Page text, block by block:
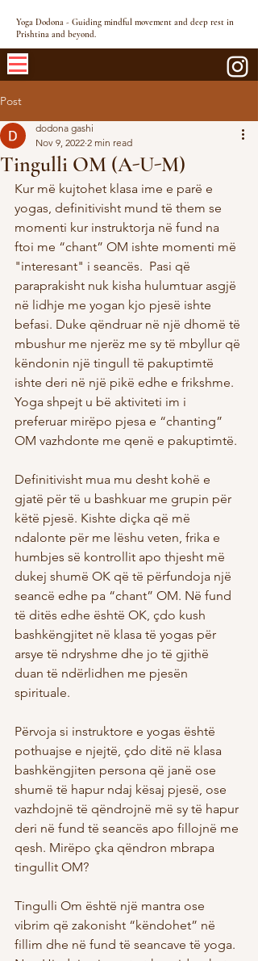
Yoga Dodona - Guiding mindful movement and deep rest in
Prishtina and beyond.
Post
Tingulli OM (A-U-M)
dodona gashi
Nov 9, 2022 2 min read
Kur më kujtohet klasa ime e parë e
yogas, definitivisht mund të them se
momenti kur instruktorja në fund na
ftoi me “chant” OM ishte momenti më
"interesant" i seancës.  Pasi që
paraprakisht nuk kisha hulumtuar asgjë
në lidhje me yogan kjo pjesë ishte
befasi. Duke qëndruar në një dhomë të
mbushur me njerëz me sy të mbyllur që
këndonin një tingull të pakuptimtë
ishte deri në një pikë edhe e frikshme.
Yoga shpejt u bë aktiviteti im i
preferuar mirëpo pjesa e “chanting”
OM vazhdonte me qenë e pakuptimtë.
Definitivisht mua mu desht kohë e
gjatë për të u bashkuar me grupin për
këtë pjesë. Kishte diçka që më
ndalonte për me lëshu veten, frika e
humbjes së kontrollit apo thjesht më
dukej shumë OK që të përfundoja një
seancë edhe pa “chant” OM. Në fund
të ditës edhe është OK, çdo kush
bashkëngjitet në klasa të yogas për
arsye të ndryshme dhe jo të gjithë
duan të ndërlidhen me pjesën
spirituale.
Përvoja si instruktore e yogas është
pothuajse e njejtë, çdo ditë në klasa
bashkëngjiten persona që janë ose
shumë të hapur ndaj kësaj pjesë, ose
vazhdojnë të qëndrojnë më sy të hapur
deri në fund të seancës apo fillojnë me
qesh. Mirëpo çka qëndron mbrapa
tingullit OM?
Tingulli Om është një mantra ose
vibrim që zakonisht “këndohet” në
fillim dhe në fund të seancave të yoga.